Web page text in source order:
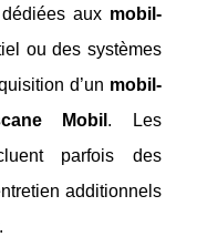
aux mobil-
ou des systèmes
d’un mobil-
Mobil . Les
parfois des
additionnels